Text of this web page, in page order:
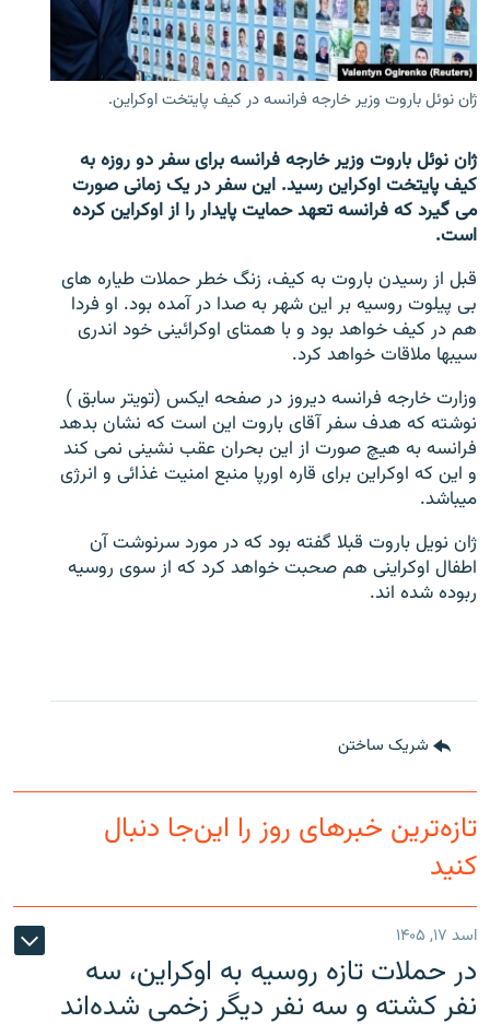
تماس
صفحه پشتو
Azadi English
به ما بپیوندید
همۀ سایت‌های رادیو آزادی/ رادیو اروپای آزاد
ژان نوئل باروت وزیر خارجه فرانسه در کیف پایتخت اوکراین.
ژان نوئل باروت وزیر خارجه فرانسه برای سفر دو روزه به
کیف پایتخت اوکراین رسید. این سفر در یک زمانی صورت
می گیرد که فرانسه تعهد حمایت پایدار را از اوکراین کرده
است.
قبل از رسیدن باروت به کیف، زنگ خطر حملات طیاره های
بی پیلوت روسیه بر این شهر به صدا در آمده بود. او فردا
هم در کیف خواهد بود و با همتای اوکرائینی خود اندری
سیبها ملاقات خواهد کرد.
وزارت خارجه فرانسه دیروز در صفحه ایکس (تویتر سابق )
نوشته که هدف سفر آقای باروت این است که نشان بدهد
فرانسه به هیچ صورت از این بحران عقب نشینی نمی کند
و این که اوکراین برای قاره اورپا منبع امنیت غذائی و انرژی
میباشد.
ژان نویل باروت قبلا گفته بود که در مورد سرنوشت آن
اطفال اوکراینی هم صحبت خواهد کرد که از سوی روسیه
ربوده شده اند.
شریک ساختن
تازه‌ترین خبرهای روز را این‌جا دنبال
کنید
اسد ۱۷, ۱۴۰۵
در حملات تازه روسیه به اوکراین، سه
نفر کشته و سه نفر دیگر زخمی شده‌اند